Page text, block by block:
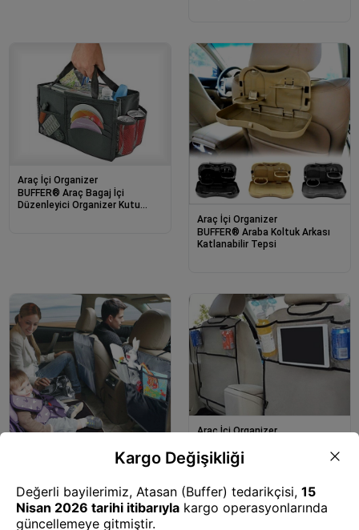
Araç İçi Organizer
BUFFER® Araç Bagaj İçi
Düzenleyici Organizer Kutu
Araç İçi Organizer
BUFFER® Araba Koltuk Arkası
Katlanabilir Tepsi
Koruyucu Yıkanabilir Kılıf Fileli
Organizer
Araç İçi Organizer
Cepli Şeffaf Telefon Tablet ve
İçecek Organizeri